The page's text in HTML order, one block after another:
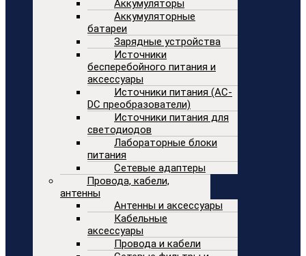
Аккумуляторы
Аккумуляторные
батареи
Зарядные устройства
Источники
бесперебойного питания и
аксессуары
Источники питания (AC-
DC преобразователи)
Источники питания для
светодиодов
Лабораторные блоки
питания
Сетевые адаптеры
Провода, кабели,
антенны
Антенны и аксессуары
Кабельные
аксессуары
Провода и кабели